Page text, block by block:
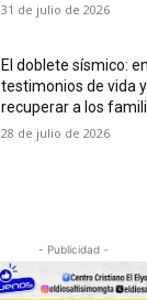
31 de julio de 2026
El doblete sísmico:
testimonios de vida
recuperar a los
28 de julio de 2026
- Publicidad -